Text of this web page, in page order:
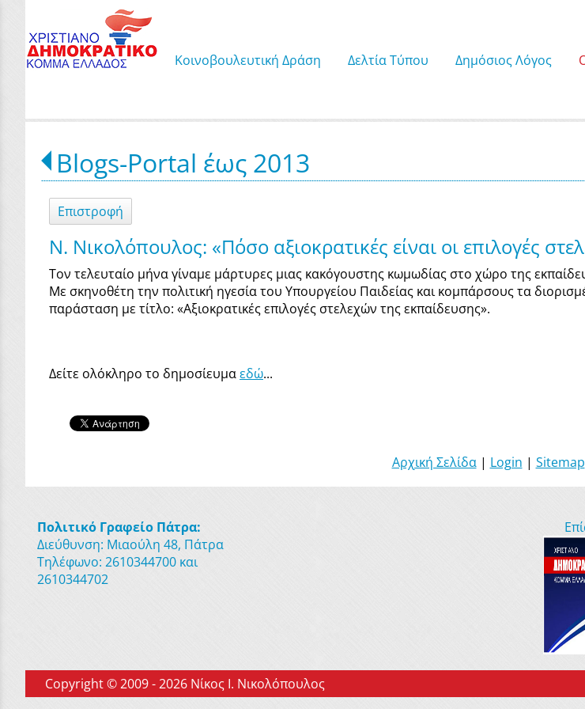
Κοινοβουλευτική Δράση Δελτία Τύπου Δημόσιος Λόγος
Blogs-Portal έως 2013
Επιστροφή
Ν. Νικολόπουλος: «Πόσο αξιοκρατικές είναι οι επιλογές
Τον τελευταίο μήνα γίναμε μάρτυρες μιας κακόγουστης κωμωδίας στο χώρο της
Με σκηνοθέτη την πολιτική ηγεσία του Υπουργείου Παιδείας και κομπάρσους τα
παράσταση με τίτλο: «Αξιοκρατικές επιλογές στελεχών της εκπαίδευσης».
Δείτε ολόκληρο το δημοσίευμαεδώ...
Αρχική Σελίδα| Login | Sitemap
Πολιτικό Γραφείο Πάτρα:
Διεύθυνση: Μιαούλη 48, Πάτρα
Τηλέφωνο: 2610344700 και
2610344702
Copyright © 2009 - 2026 Νίκος Ι. Νικολόπουλος